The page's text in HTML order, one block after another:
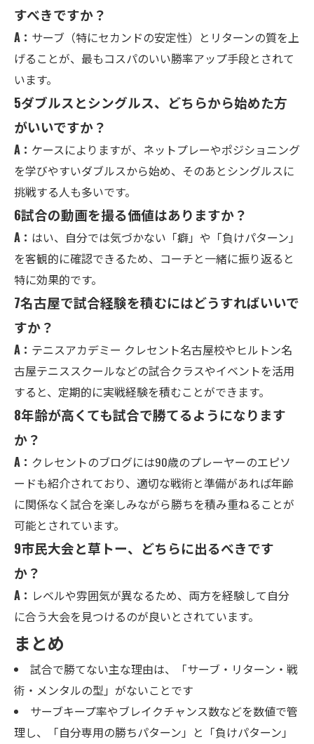
すべきですか？
A： サーブ（特にセカンドの安定性）とリターンの質を上
げることが、最もコスパのいい勝率アップ手段とされて
います。
5ダブルスとシングルス、どちらから始めた方
がいいですか？
A： ケースによりますが、ネットプレーやポジショニング
を学びやすいダブルスから始め、そのあとシングルスに
挑戦する人も多いです。
6試合の動画を撮る価値はありますか？
A： はい、自分では気づかない「癖」や「負けパターン」
を客観的に確認できるため、コーチと一緒に振り返ると
特に効果的です。
7名古屋で試合経験を積むにはどうすればいいで
すか？
A： テニスアカデミー クレセント名古屋校やヒルトン名
古屋テニススクールなどの試合クラスやイベントを活用
すると、定期的に実戦経験を積むことができます。
8年齢が高くても試合で勝てるようになります
か？
A： クレセントのブログには90歳のプレーヤーのエピソ
ードも紹介されており、適切な戦術と準備があれば年齢
に関係なく試合を楽しみながら勝ちを積み重ねることが
可能とされています。
9市民大会と草トー、どちらに出るべきです
か？
A： レベルや雰囲気が異なるため、両方を経験して自分
に合う大会を見つけるのが良いとされています。
まとめ
試合で勝てない主な理由は、「サーブ・リターン・戦
術・メンタルの型」がないことです
サーブキープ率やブレイクチャンス数などを数値で管
理し、「自分専用の勝ちパターン」と「負けパターン」